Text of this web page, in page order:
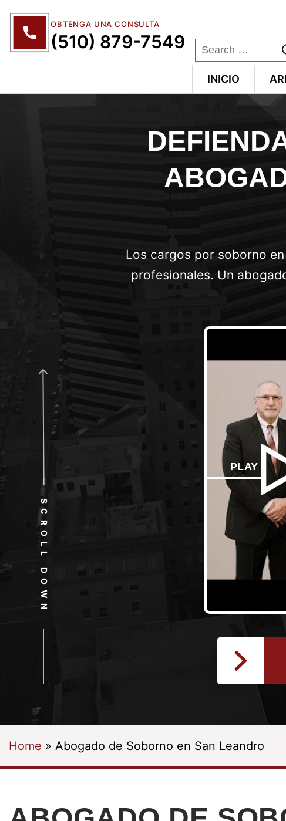
OBTENGA UNA CONSULTA
(510) 879-7549
INICIO
Los cargos por soborno
profesionales. Un
PLAY
SCROLL DOWN
Home » Abogado de Soborno en San Leandro